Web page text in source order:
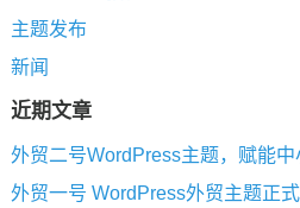
主题发布
新闻
近期文章
外贸二号WordPress主题，赋能
外贸一号 WordPress外贸主题正